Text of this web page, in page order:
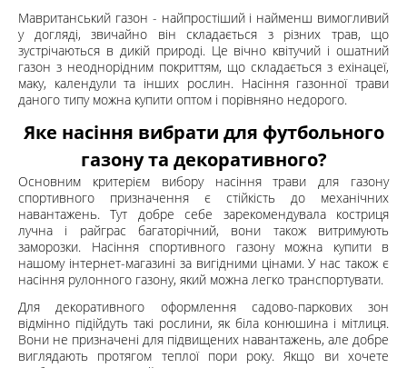
Мавританський газон - найпростіший і найменш вимогливий
у догляді, звичайно він складається з різних трав, що
зустрічаються в дикій природі. Це вічно квітучий і ошатний
газон з неоднорідним покриттям, що складається з ехінацеї,
маку, календули та інших рослин. Насіння газонної трави
даного типу можна купити оптом і порівняно недорого.
Яке насіння вибрати для футбольного
газону та декоративного?
Основним критерієм вибору насіння трави для газону
спортивного призначення є стійкість до механічних
навантажень. Тут добре себе зарекомендувала костриця
лучна і райграс багаторічний, вони також витримують
заморозки. Насіння спортивного газону можна купити в
нашому інтернет-магазині за вигідними цінами. У нас також є
насіння рулонного газону, який можна легко транспортувати.
Для декоративного оформлення садово-паркових зон
відмінно підійдуть такі рослини, як біла конюшина і мітлиця.
Вони не призначені для підвищених навантажень, але добре
виглядають протягом теплої пори року. Якщо ви хочете